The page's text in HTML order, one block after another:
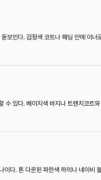
보인다. 검정색 코트나 패딩 안에 이너
수 있다. 베이지색 바지나 트렌치코트
다. 톤 다운된 파란색 하의나 네이비